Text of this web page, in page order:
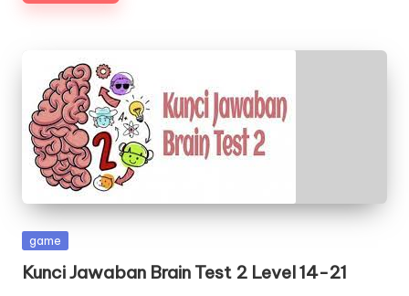
Posted
game
Kunci Jawaban Brain Test 2 Level 14-21